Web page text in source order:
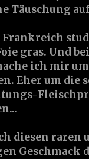
Täuschung
gras. Und
ich mir
Eher um die
diesen
Geschmack